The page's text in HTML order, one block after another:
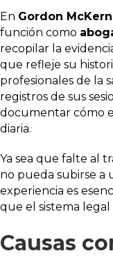
En Gordon
función como
recopilar la
que refleje su
profesionales de la
registros de sus
documentar cómo
diaria.
Ya sea que falte al
no pueda subirse a
experiencia es
que el sistema
Causas